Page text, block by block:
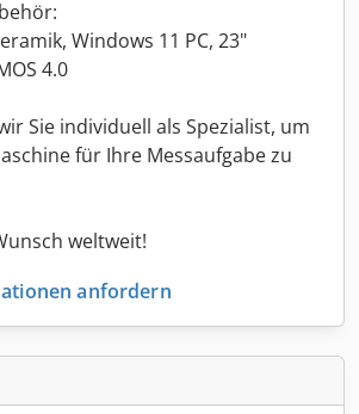
Windows 11 PC, 23"
4.0
Sie individuell als Spezialist, um
für Ihre Messaufgabe zu
weltweit!
anfordern